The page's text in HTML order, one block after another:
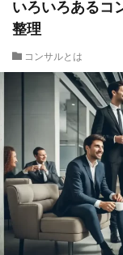
いろいろあるコ
整理
コンサルとは